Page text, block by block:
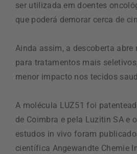
ser utilizada em doentes
que poderá demorar cerca de
Ainda assim, a descoberta abre
para tratamentos mais
menor impacto nos tecidos
A molécula LUZ51 foi
de Coimbra e pela Luzitin SA e
estudos in vivo foram
científica Angewandte Chemie